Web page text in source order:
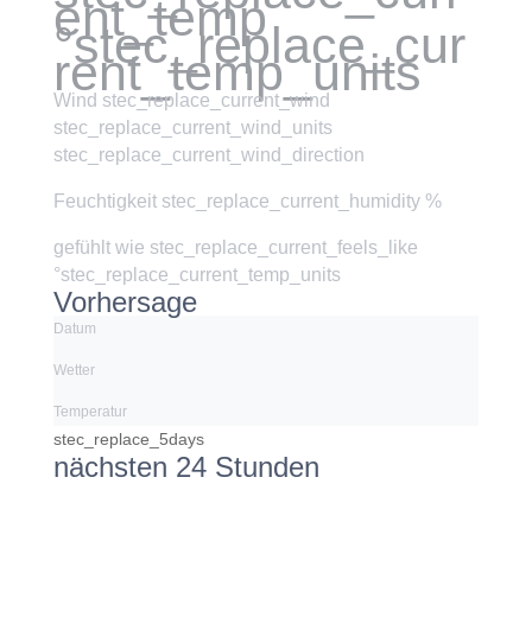
ent_temp
°stec_replace_cur
rent_temp_units
Wind stec_replace_current_wind
stec_replace_current_wind_units
stec_replace_current_wind_direction
Feuchtigkeit stec_replace_current_humidity %
gefühlt wie stec_replace_current_feels_like
°stec_replace_current_temp_units
Vorhersage
Datum
Wetter
Temperatur
stec_replace_5days
nächsten 24 Stunden